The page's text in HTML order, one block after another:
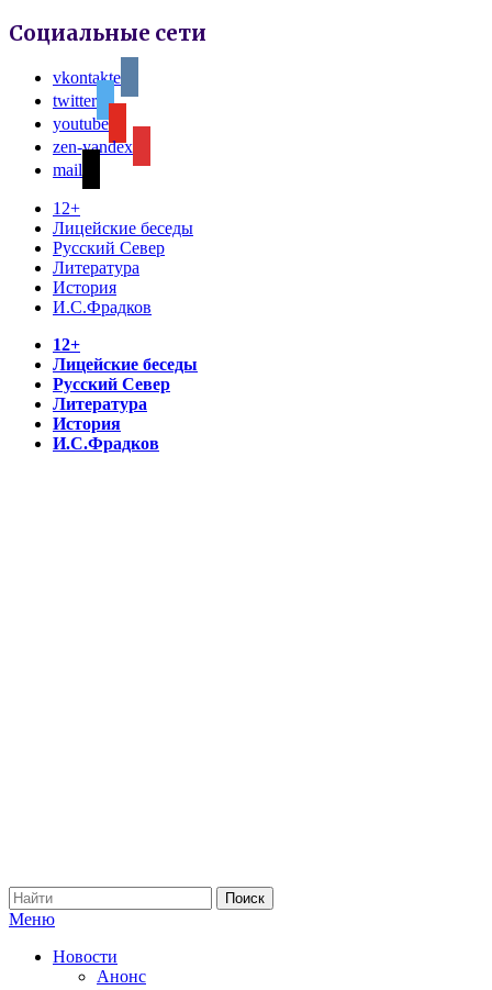
Социальные сети
vkontakte
twitter
youtube
zen-yandex
mail
12+
Лицейские беседы
Русский Север
Литература
История
И.С.Фрадков
12+
Лицейские беседы
Русский Север
Литература
История
И.С.Фрадков
Меню
Новости
Анонс